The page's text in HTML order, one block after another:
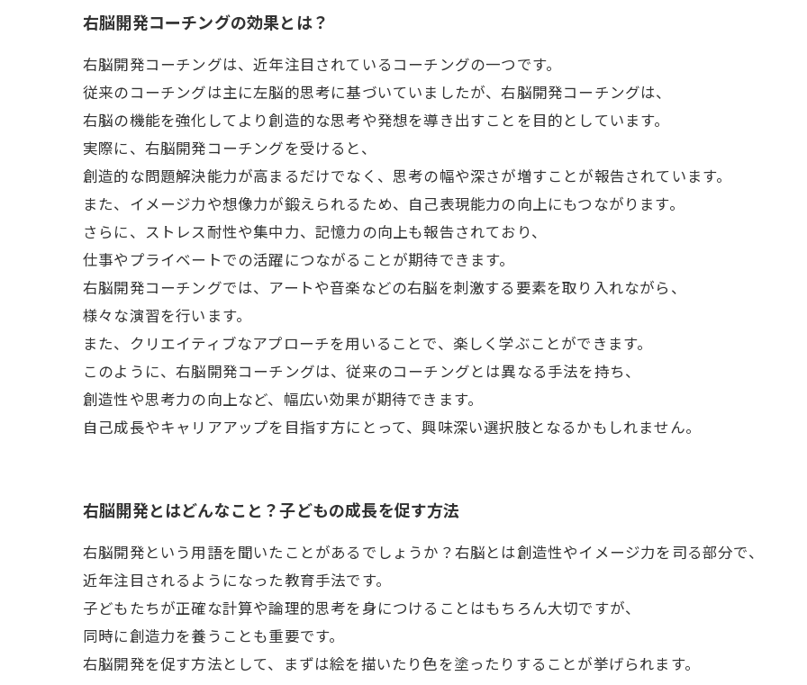
右脳開発コーチングの効果とは？
右脳開発コーチングは、近年注目されているコーチングの一つです。
従来のコーチングは主に左脳的思考に基づいていましたが、右脳開発コーチングは、
右脳の機能を強化してより創造的な思考や発想を導き出すことを目的としています。
実際に、右脳開発コーチングを受けると、
創造的な問題解決能力が高まるだけでなく、思考の幅や深さが増すことが報告されています。
また、イメージ力や想像力が鍛えられるため、自己表現能力の向上にもつながります。
さらに、ストレス耐性や集中力、記憶力の向上も報告されており、
仕事やプライベートでの活躍につながることが期待できます。
右脳開発コーチングでは、アートや音楽などの右脳を刺激する要素を取り入れながら、
様々な演習を行います。
また、クリエイティブなアプローチを用いることで、楽しく学ぶことができます。
このように、右脳開発コーチングは、従来のコーチングとは異なる手法を持ち、
創造性や思考力の向上など、幅広い効果が期待できます。
自己成長やキャリアアップを目指す方にとって、興味深い選択肢となるかもしれません。
右脳開発とはどんなこと？子どもの成長を促す方法
右脳開発という用語を聞いたことがあるでしょうか？右脳とは創造性やイメージ力を司る部分で、
近年注目されるようになった教育手法です。
子どもたちが正確な計算や論理的思考を身につけることはもちろん大切ですが、
同時に創造力を養うことも重要です。
右脳開発を促す方法として、まずは絵を描いたり色を塗ったりすることが挙げられます。